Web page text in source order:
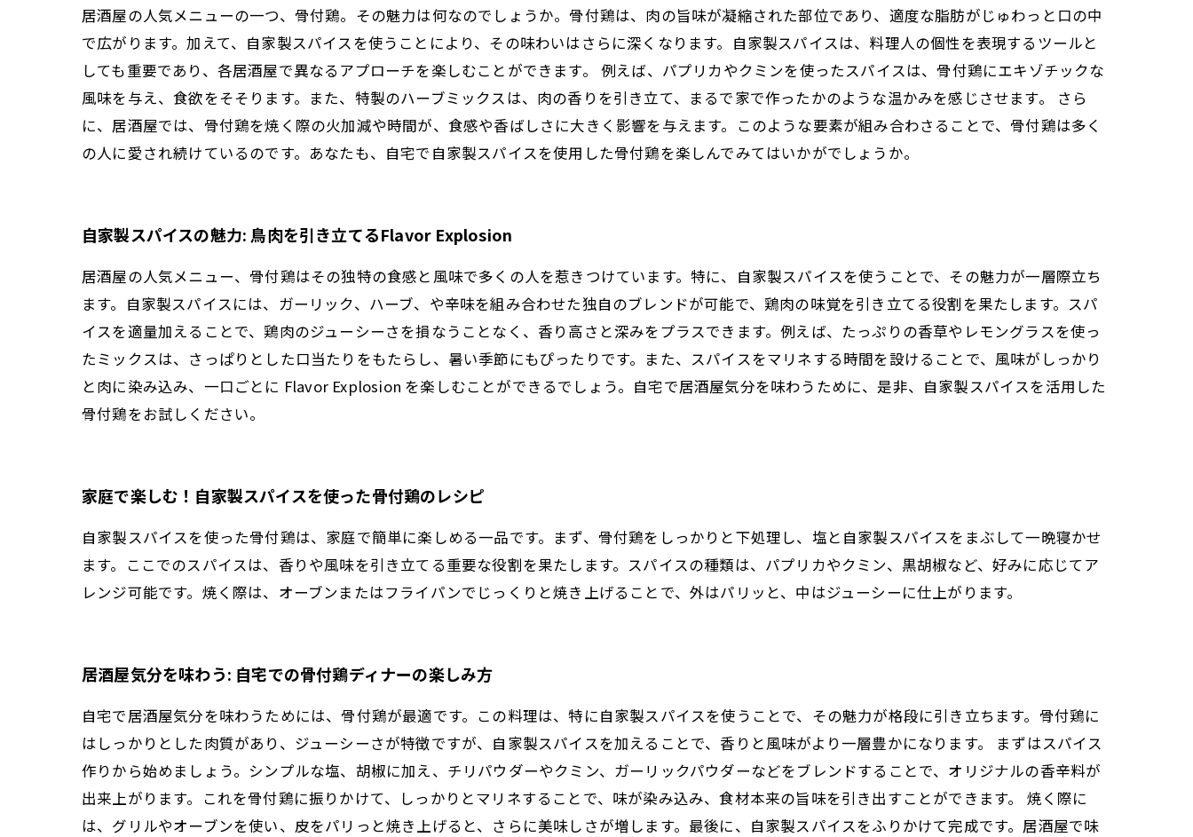
居酒屋の人気メニューの一つ、骨付鶏。その魅力は何なのでしょうか。骨付鶏は、肉の旨味が凝縮された部位であり、適度な脂肪がじゅわっと口の中
で広がります。加えて、自家製スパイスを使うことにより、その味わいはさらに深くなります。自家製スパイスは、料理人の個性を表現するツールと
しても重要であり、各居酒屋で異なるアプローチを楽しむことができます。 例えば、パプリカやクミンを使ったスパイスは、骨付鶏にエキゾチックな
風味を与え、食欲をそそります。また、特製のハーブミックスは、肉の香りを引き立て、まるで家で作ったかのような温かみを感じさせます。 さら
に、居酒屋では、骨付鶏を焼く際の火加減や時間が、食感や香ばしさに大きく影響を与えます。このような要素が組み合わさることで、骨付鶏は多く
の人に愛され続けているのです。あなたも、自宅で自家製スパイスを使用した骨付鶏を楽しんでみてはいかがでしょうか。
自家製スパイスの魅力: 鳥肉を引き立てるFlavor Explosion
居酒屋の人気メニュー、骨付鶏はその独特の食感と風味で多くの人を惹きつけています。特に、自家製スパイスを使うことで、その魅力が一層際立ち
ます。自家製スパイスには、ガーリック、ハーブ、や辛味を組み合わせた独自のブレンドが可能で、鶏肉の味覚を引き立てる役割を果たします。スパ
イスを適量加えることで、鶏肉のジューシーさを損なうことなく、香り高さと深みをプラスできます。例えば、たっぷりの香草やレモングラスを使っ
たミックスは、さっぱりとした口当たりをもたらし、暑い季節にもぴったりです。また、スパイスをマリネする時間を設けることで、風味がしっかり
と肉に染み込み、一口ごとに Flavor Explosion を楽しむことができるでしょう。自宅で居酒屋気分を味わうために、是非、自家製スパイスを活用した
骨付鶏をお試しください。
家庭で楽しむ！自家製スパイスを使った骨付鶏のレシピ
自家製スパイスを使った骨付鶏は、家庭で簡単に楽しめる一品です。まず、骨付鶏をしっかりと下処理し、塩と自家製スパイスをまぶして一晩寝かせ
ます。ここでのスパイスは、香りや風味を引き立てる重要な役割を果たします。スパイスの種類は、パプリカやクミン、黒胡椒など、好みに応じてア
レンジ可能です。焼く際は、オーブンまたはフライパンでじっくりと焼き上げることで、外はパリッと、中はジューシーに仕上がります。
居酒屋気分を味わう: 自宅での骨付鶏ディナーの楽しみ方
自宅で居酒屋気分を味わうためには、骨付鶏が最適です。この料理は、特に自家製スパイスを使うことで、その魅力が格段に引き立ちます。骨付鶏に
はしっかりとした肉質があり、ジューシーさが特徴ですが、自家製スパイスを加えることで、香りと風味がより一層豊かになります。 まずはスパイス
作りから始めましょう。シンプルな塩、胡椒に加え、チリパウダーやクミン、ガーリックパウダーなどをブレンドすることで、オリジナルの香辛料が
出来上がります。これを骨付鶏に振りかけて、しっかりとマリネすることで、味が染み込み、食材本来の旨味を引き出すことができます。 焼く際に
は、グリルやオーブンを使い、皮をパリっと焼き上げると、さらに美味しさが増します。最後に、自家製スパイスをふりかけて完成です。居酒屋で味